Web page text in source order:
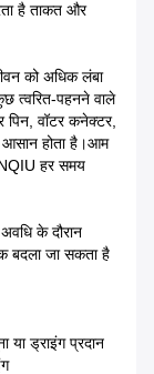
है ताकत और
को अधिक लंबा
त्वरित-पहनने वाले
पिन, वॉटर कनेक्टर,
आसान होता है।आम
हर समय
के दौरान
बदला जा सकता है
ड्राइंग प्रदान